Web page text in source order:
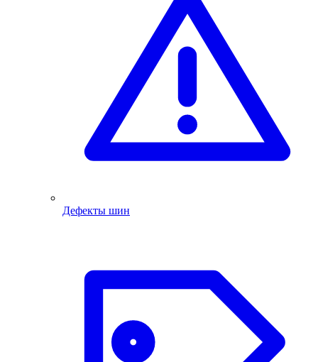
Дефекты шин